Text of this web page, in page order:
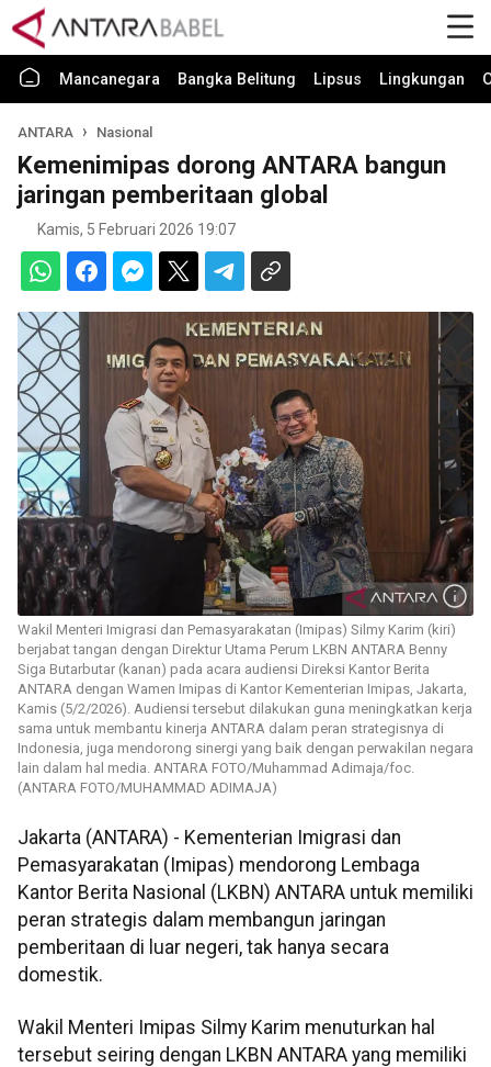
Mancanegara Bangka Belitung Lipsus Lingkungan
ANTARA Nasional
Kemenimipas dorong ANTARA bangun
jaringan pemberitaan global
Kamis, 5 Februari 2026 19:07
Wakil Menteri Imigrasi dan Pemasyarakatan (Imipas) Silmy Karim (kiri)
berjabat tangan dengan Direktur Utama Perum LKBN ANTARA Benny
Siga Butarbutar (kanan) pada acara audiensi Direksi Kantor Berita
ANTARA dengan Wamen Imipas di Kantor Kementerian Imipas, Jakarta,
Kamis (5/2/2026). Audiensi tersebut dilakukan guna meningkatkan kerja
sama untuk membantu kinerja ANTARA dalam peran strategisnya di
Indonesia, juga mendorong sinergi yang baik dengan perwakilan negara
lain dalam hal media. ANTARA FOTO/Muhammad Adimaja/foc.
(ANTARA FOTO/MUHAMMAD ADIMAJA)
Jakarta (ANTARA) - Kementerian Imigrasi dan
Pemasyarakatan (Imipas) mendorong Lembaga
Kantor Berita Nasional (LKBN) ANTARA untuk memiliki
peran strategis dalam membangun jaringan
pemberitaan di luar negeri, tak hanya secara
domestik.
Wakil Menteri Imipas Silmy Karim menuturkan hal
tersebut seiring dengan LKBN ANTARA yang memiliki